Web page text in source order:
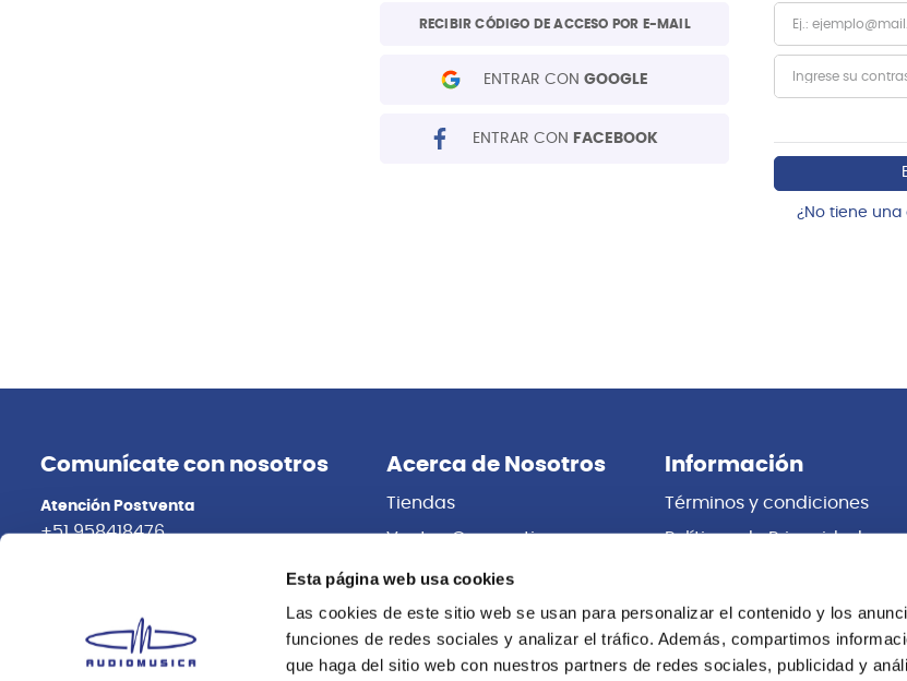
Esta página web usa cookies
Las cookies de este sitio web se usan para personalizar el contenido y los
funciones de redes sociales y analizar el tráfico. Además, compartimos
que haga del sitio web con nuestros partners de redes sociales, publicidad y
RECIBIR CÓDIGO DE ACCESO POR E-MAIL
ENTRAR CON GOOGLE
ENTRAR CON FACEBOOK
¿No tiene una
Comunícate con nosotros
Atención Postventa
+51 958418476
Acerca de Nosotros
Tiendas
Ventas Corporativas
Distribuidores
Trabaja con Nosotros
Información
Términos y condiciones
Políticas de Privacidad
Cambios y Devoluciones
Centro de información
Libro de